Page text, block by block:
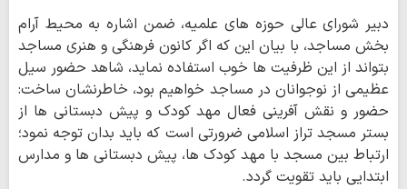
دبیر شورای عالی حوزه های علمیه، ضمن اشاره به محیط آرام
بخش مساجد، با بیان این که اگر کانون فرهنگی و هنری مساجد
بتواند از این ظرفیت ها خوب استفاده نماید، شاهد حضور سیل
عظیمی از نوجوانان در مساجد خواهیم بود، خاطرنشان ساخت:
حضور و نقش آفرینی فعال مهد کودک و پیش دبستانی ها از
بستر مسجد تراز اسلامی ضرورتی است که باید بدان توجه نمود؛
ارتباط بین مسجد با مهد کودک ها، پیش دبستانی ها و مدارس
ابتدایی باید تقویت گردد.